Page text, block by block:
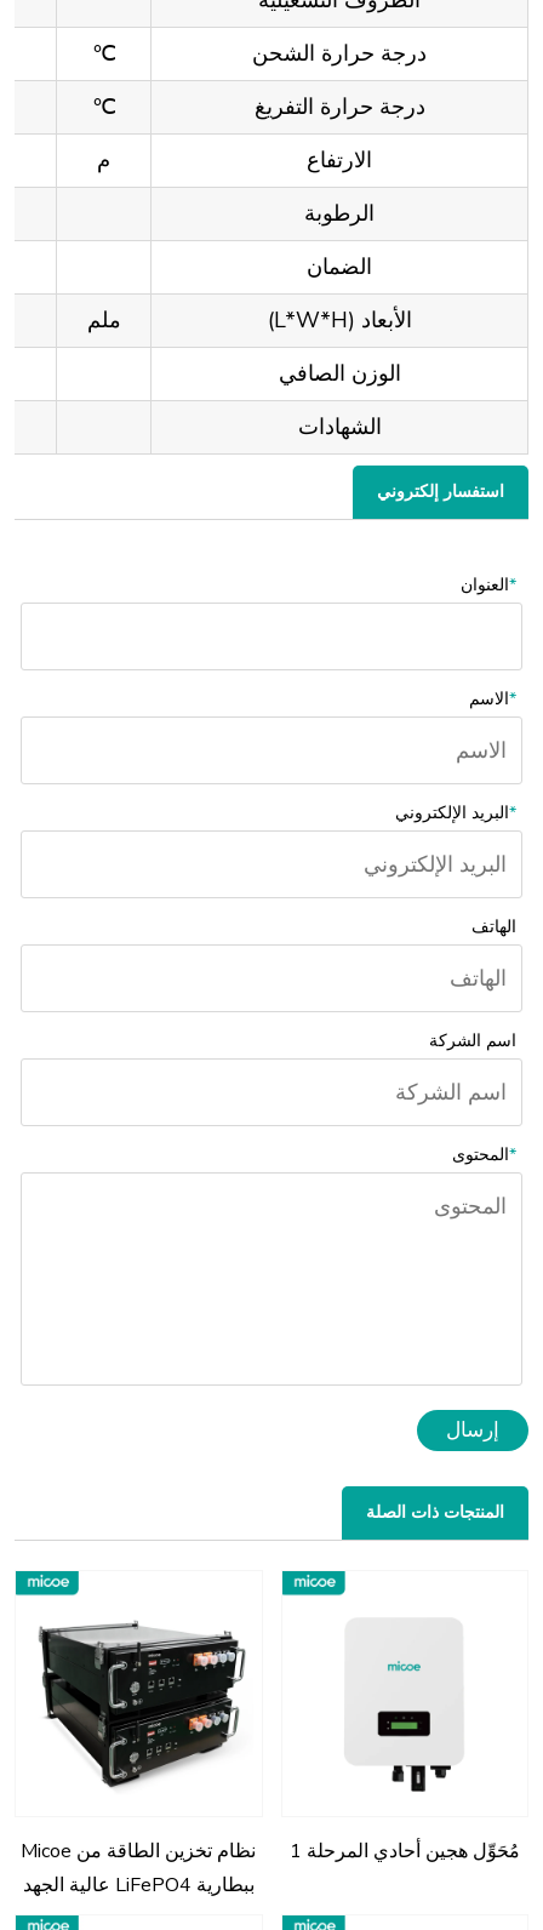
درجة حرارة الشحن
℃
درجة حرارة التفريغ
℃
الارتفاع
م
الرطوبة
الضمان
الأبعاد (L*W*H)
ملم
الوزن الصافي
الشهادات
استفسار إلكتروني
*العنوان
*الاسم
*البريد الإلكتروني
الهاتف
اسم الشركة
*المحتوى
إرسال
المنتجات ذات الصلة
نظام تخزين الطاقة من Micoe
ببطارية LiFePO4 عالية الجهد
50V 100V 50ah لتكنولوجيا
مُحَوِّل هجين أحادي المرحلة 1